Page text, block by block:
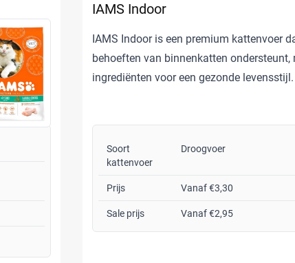
IAMS Indoor
IAMS Indoor is een premium kattenvoer
behoeften van binnenkatten
ingrediënten voor een gezonde levensstijl.
Soort
kattenvoer
Droogvoer
Prijs Vanaf €3,30
Sale prijs Vanaf €2,95